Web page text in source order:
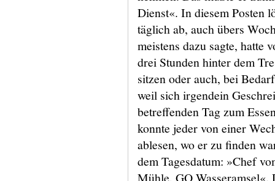
Dienst«. In diesem Posten
täglich ab, auch übers
meistens dazu sagte, hatte
drei Stunden hinter dem
sitzen oder auch, bei
weil sich irgendein
betreffenden Tag zum
konnte jeder von einer
ablesen, wo er zu finden
dem Tagesdatum: »Chef
Mühle, GO